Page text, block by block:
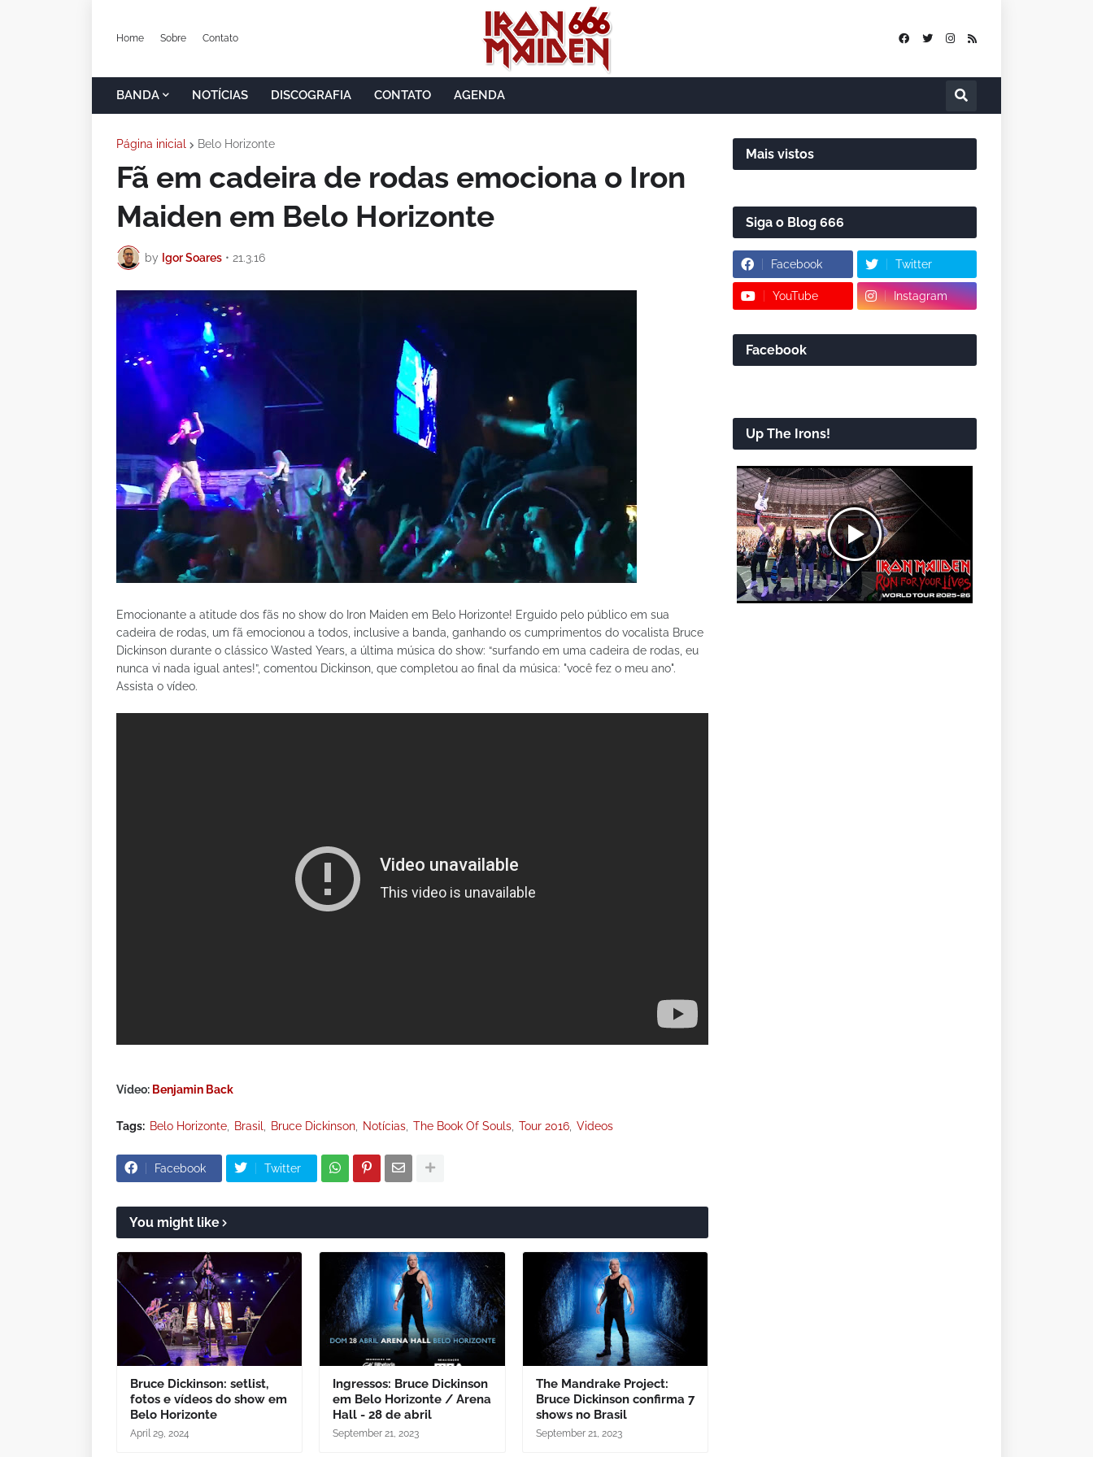
Home Sobre Contato
BANDA NOTÍCIAS DISCOGRAFIA CONTATO AGENDA
Página inicial Belo Horizonte
Fã em cadeira de rodas emociona o Iron
Maiden em Belo Horizonte
by Igor Soares • 21.3.16
Emocionante a atitude dos fãs no show do Iron Maiden em Belo Horizonte! Erguido pelo público em sua
cadeira de rodas, um fã emocionou a todos, inclusive a banda, ganhando os cumprimentos do vocalista Bruce
Dickinson durante o clássico Wasted Years, a última música do show: “surfando em uma cadeira de rodas, eu
nunca vi nada igual antes!”, comentou Dickinson, que completou ao final da música: "você fez o meu ano".
Assista o vídeo.
Vídeo: Benjamin Back
Tags: Belo Horizonte Brasil Bruce Dickinson Notícias The Book Of Souls Tour 2016 Videos
Facebook Twitter
You might like
Bruce Dickinson: setlist,
fotos e vídeos do show em
Belo Horizonte
April 29, 2024
Ingressos: Bruce Dickinson
em Belo Horizonte / Arena
Hall - 28 de abril
September 21, 2023
The Mandrake Project:
Bruce Dickinson confirma 7
shows no Brasil
September 21, 2023
Mais vistos
Siga o Blog 666
Facebook Twitter
YouTube Instagram
Facebook
Up The Irons!